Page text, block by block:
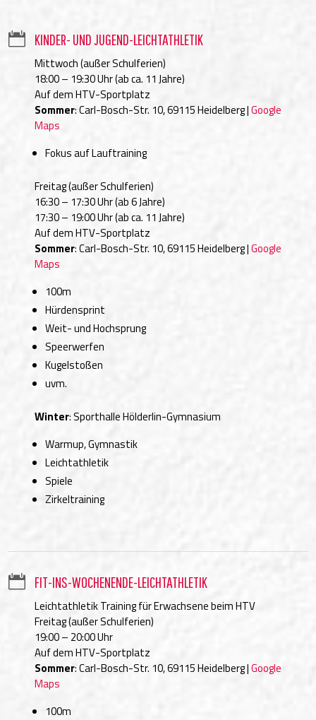
 KINDER- UND JUGEND-LEICHTATHLETIK
Mittwoch (außer Schulferien)
18:00 – 19:30 Uhr (ab ca. 11 Jahre)
Auf dem HTV-Sportplatz
Sommer: Carl-Bosch-Str. 10, 69115 Heidelberg |Google
Maps
Fokus auf Lauftraining
Freitag (außer Schulferien)
16:30 – 17:30 Uhr (ab 6 Jahre)
17:30 – 19:00 Uhr (ab ca. 11 Jahre)
Auf dem HTV-Sportplatz
Sommer: Carl-Bosch-Str. 10, 69115 Heidelberg |Google
Maps
100m
Hürdensprint
Weit- und Hochsprung
Speerwerfen
Kugelstoßen
uvm.
Winter: Sporthalle Hölderlin-Gymnasium
Warmup, Gymnastik
Leichtathletik
Spiele
Zirkeltraining
 FIT-INS-WOCHENENDE-LEICHTATHLETIK
Leichtathletik Training für Erwachsene beim HTV
Freitag (außer Schulferien)
19:00 – 20:00 Uhr
Auf dem HTV-Sportplatz
Sommer: Carl-Bosch-Str. 10, 69115 Heidelberg |Google
Maps
100m